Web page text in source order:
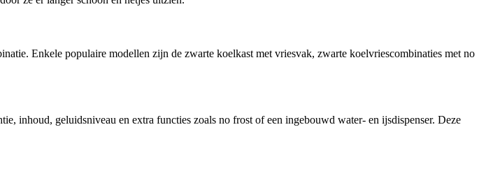
Enkele populaire modellen zijn de zwarte koelkast met vriesvak, zwarte koelvriescombinaties met no
inhoud, geluidsniveau en extra functies zoals no frost of een ingebouwd water- en ijsdispenser. Deze